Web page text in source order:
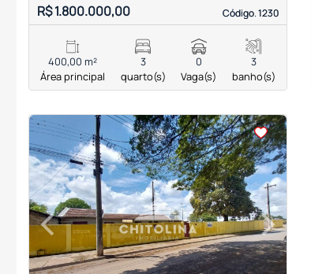
Código. 1230
Código. 1230
R$ 1.800.000,00
400,00 m²
Área principal
3
quarto(s)
0
Vaga(s)
3
banho(s)
< < <
‹Previous ›
Next